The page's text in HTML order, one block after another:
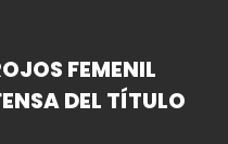
FEMENIL
DEL TÍTULO